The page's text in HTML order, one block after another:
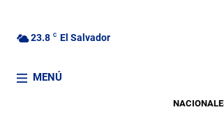
23.8 C El Salvador
MENÚ